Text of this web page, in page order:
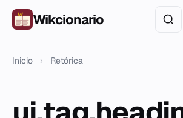
Wikcionario
Inicio › Retórica